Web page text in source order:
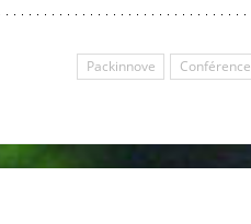
Packinnove Conférence